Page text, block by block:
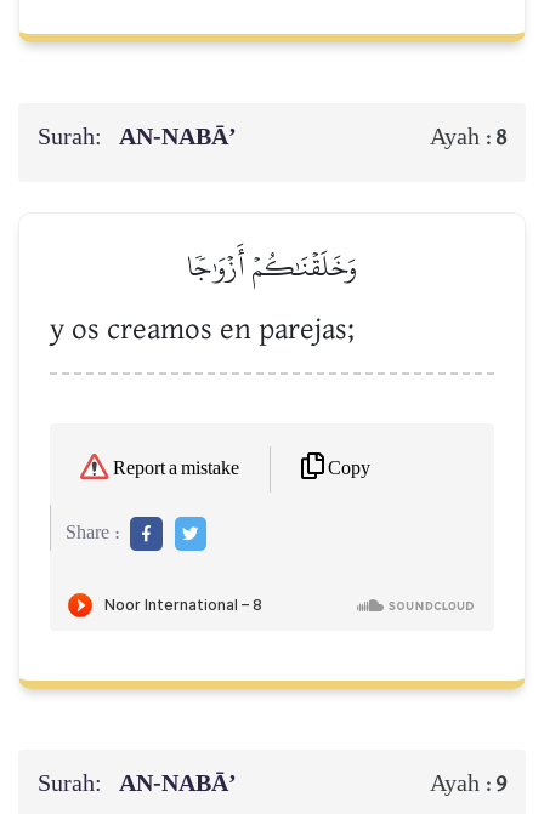
Surah: AN-NABĀ’ Ayah : 8
وَخَلَقۡنَٰكُمۡ أَزۡوَٰجٗا
y os creamos en parejas;
Report a mistake Copy
Share :
Surah: AN-NABĀ’ Ayah : 9